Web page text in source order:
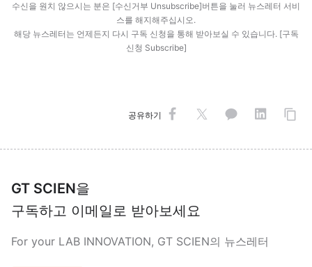
수신을 원치 않으시는 분은 [수신거부 Unsubscribe]버튼을 눌러 뉴스레터 서비
스를 해지해주십시오.
해당 뉴스레터는 언제든지 다시 구독 신청을 통해 받아보실 수 있습니다. [구독
신청 Subscribe]
공유하기
GT SCIEN을
구독하고 이메일로 받아보세요
For your LAB INNOVATION, GT SCIEN의 뉴스레터